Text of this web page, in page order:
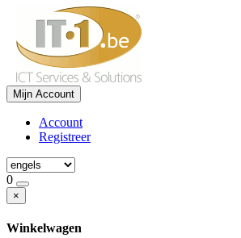
Mijn Account
Account
Registreer
0
×
Winkelwagen